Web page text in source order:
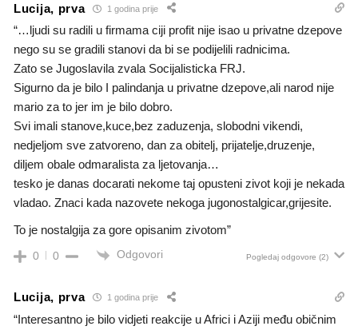
Lucija, prva 1 godina prije
“…ljudi su radili u firmama ciji profit nije isao u privatne dzepove
nego su se gradili stanovi da bi se podijelili radnicima.
Zato se Jugoslavila zvala Socijalisticka FRJ.
Sigurno da je bilo I palindanja u privatne dzepove,ali narod nije
mario za to jer im je bilo dobro.
Svi imali stanove,kuce,bez zaduzenja, slobodni vikendi,
nedjeljom sve zatvoreno, dan za obitelj, prijatelje,druzenje,
diljem obale odmaralista za ljetovanja…
tesko je danas docarati nekome taj opusteni zivot koji je nekada
vladao. Znaci kada nazovete nekoga jugonostalgicar,grijesite.
To je nostalgija za gore opisanim zivotom”
0 0 Odgovori Pogledaj odgovore (2)
Lucija, prva 1 godina prije
“Interesantno je bilo vidjeti reakcije u Africi i Aziji među običnim